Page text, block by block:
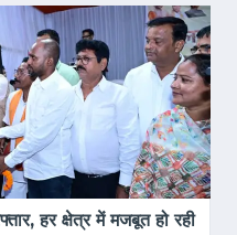
हर क्षेत्र में मजबूत हो रही